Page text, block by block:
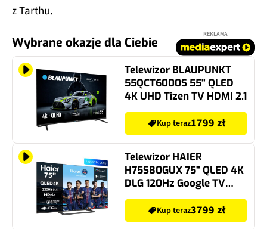
z Tarthu.
Wybrane okazje dla Ciebie
REKLAMA
Telewizor BLAUPUNKT
55QCT6000S 55" QLED
4K UHD Tizen TV HDMI 2.1
Kup teraz1799 zł
Telewizor HAIER
H75S80GUX 75" QLED 4K
DLG 120Hz Google TV
HDMI 2.1
Kup teraz3799 zł